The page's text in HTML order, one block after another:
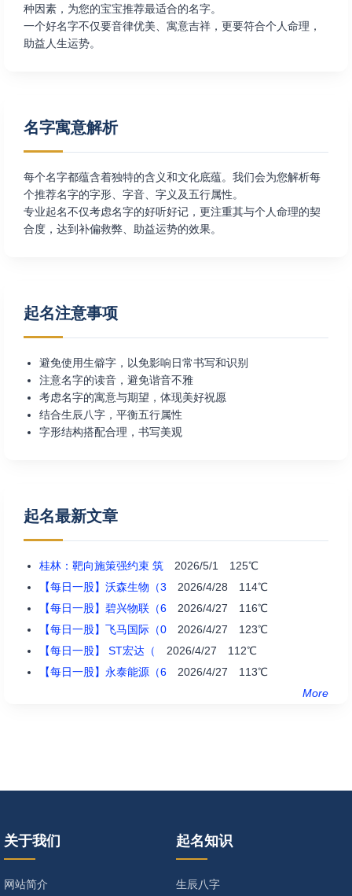
种因素，为您的宝宝推荐最适合的名字。
一个好名字不仅要音律优美、寓意吉祥，更要符合个人命理，
助益人生运势。
名字寓意解析
每个名字都蕴含着独特的含义和文化底蕴。我们会为您解析每
个推荐名字的字形、字音、字义及五行属性。
专业起名不仅考虑名字的好听好记，更注重其与个人命理的契
合度，达到补偏救弊、助益运势的效果。
起名注意事项
避免使用生僻字，以免影响日常书写和识别
注意名字的读音，避免谐音不雅
考虑名字的寓意与期望，体现美好祝愿
结合生辰八字，平衡五行属性
字形结构搭配合理，书写美观
起名最新文章
桂林：靶向施策强约束 筑 2026/5/1 125℃
【每日一股】沃森生物（3 2026/4/28 114℃
【每日一股】碧兴物联（6 2026/4/27 116℃
【每日一股】飞马国际（0 2026/4/27 123℃
【每日一股】 ST宏达（
2026/4/27 112℃
【每日一股】永泰能源（6 2026/4/27 113℃
More
关于我们
网站简介
起名知识
生辰八字